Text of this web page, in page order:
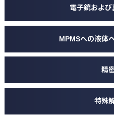
電子銃およ
MPMSへの液体
精
特殊